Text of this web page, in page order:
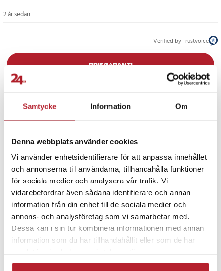
Samtycke Information Om
Denna webbplats använder cookies
Vi använder enhetsidentifierare för att anpassa innehållet
och annonserna till användarna, tillhandahålla funktioner
för sociala medier och analysera vår trafik. Vi
vidarebefordrar även sådana identifierare och annan
information från din enhet till de sociala medier och
annons- och analysföretag som vi samarbetar med.
Dessa kan i sin tur kombinera informationen med annan
information som du har tillhandahållit eller som de har
2 år sedan
Verified by Trustvoice
PRISGARANTI
Fortsätt att fynda
Hem & Trädgård Verktyg
Rea 100-199 Kronor Verktygsbatterier
Mätverktyg Rea Hem & Fritid Rea Verktyg